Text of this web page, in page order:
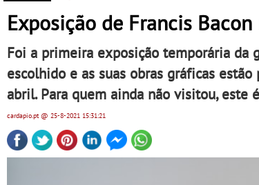
Exposição de Francis
Foi a primeira exposição temporária da
escolhido e as suas obras gráficas
abril. Para quem ainda não visitou,
cardapio.pt@ 25-8-2021 15:31:21